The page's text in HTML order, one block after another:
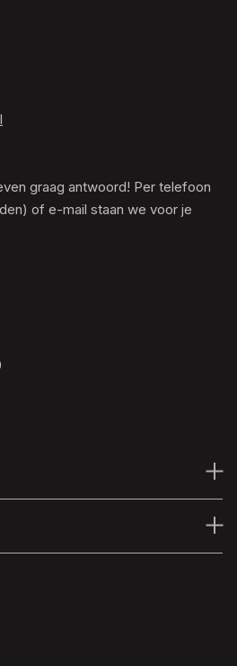
graag antwoord! Per telefoon
of e-mail staan we voor je